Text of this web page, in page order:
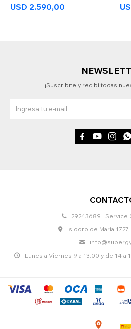
USD 2.590,00
29243689 | Service
Isidoro de María
Lunes a Viernes 9 a 13:00 y de 14 a
¡Suscribite y recibí todas
   